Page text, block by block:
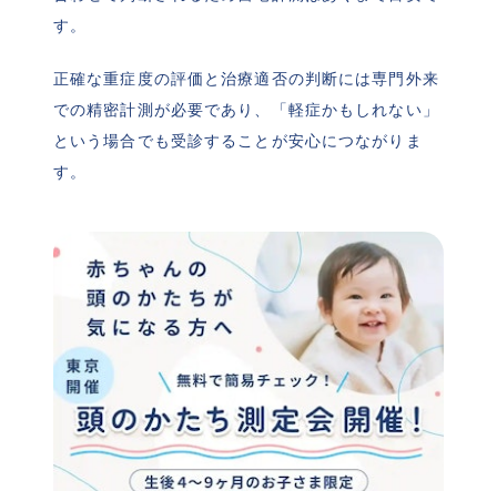
す。
正確な重症度の評価と治療適否の判断には専門外来
での精密計測が必要であり、「軽症かもしれない」
という場合でも受診することが安心につながりま
す。